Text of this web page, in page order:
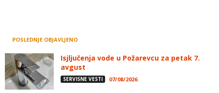
POSLEDNJE OBJAVLJENO
Isjljučenja vode u Požarevcu za petak 7.
avgust
SERVISNE VESTI 07/08/2026